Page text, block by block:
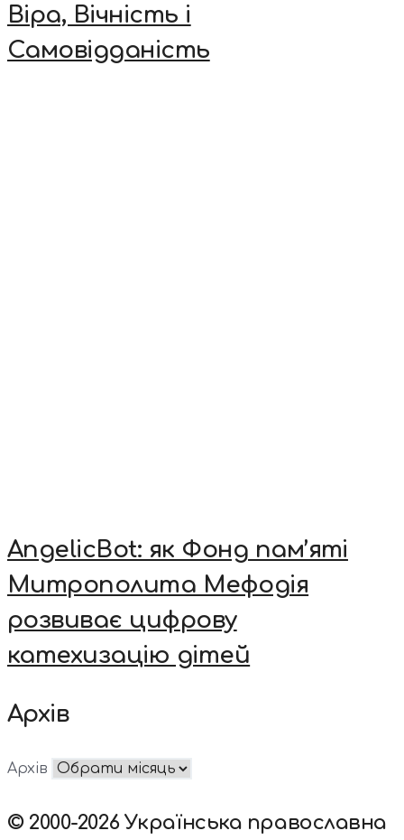
Віра, Вічність і
Самовідданість
AngelicBot: як Фонд пам’яті
Митрополита Мефодія
розвиває цифрову
катехизацію дітей
Архів
Архів
© 2000-2026 Українська православна